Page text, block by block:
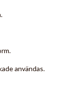
användas.